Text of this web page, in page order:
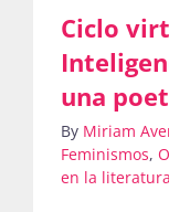
Ciclo
una
By Miriam
Feminismos,
en la literatura